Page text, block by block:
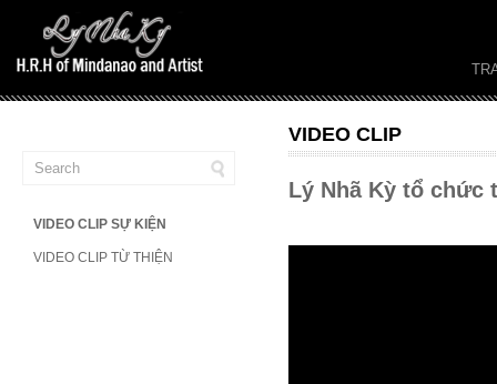
VIDEO CLIP SỰ KIỆN
VIDEO CLIP TỪ THIỆN
VIDEO CLIP
Lý Nhã Kỳ tổ